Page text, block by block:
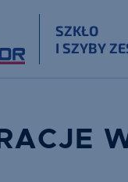
SZKŁO
I SZYBY